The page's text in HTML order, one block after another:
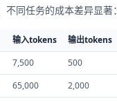
同任务的成本差异显著：
输入tokens 输出tokens
7,500 500
65,000 2,000